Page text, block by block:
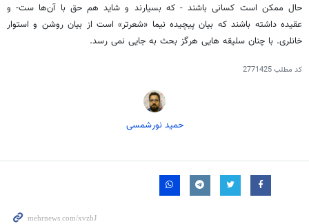
حال ممکن است کسانی باشند - که بسیارند و شاید هم حق با آن‌ها ست- و
عقیده داشته باشند که بیان پیچیده نیما «شعرتر» است از بیان روشن و استوار
خانلری. با چنان سلیقه هایی هرگز بحث به جایی نمی رسد.
کد مطلب2771425
حمید نورشمسی